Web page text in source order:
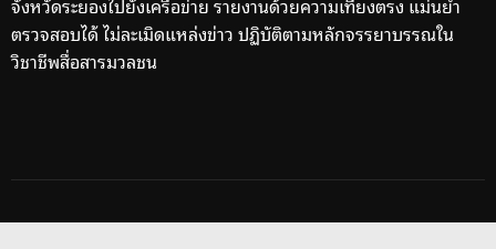
ตรวจสอบได้ ไม่ละเมิดแหล่งข่าว ปฏิบัติตามหลักจรรยาบรรณใน
วิชาชีพสื่อสารมวลชน